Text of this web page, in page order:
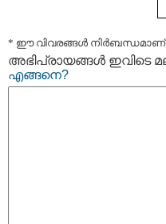
* ഈ വിവരങ്ങള്‍ നിര്‍ബന്ധമാണ്
അഭിപ്രായങ്ങള്‍ ഇവിടെ
എങ്ങനെ?